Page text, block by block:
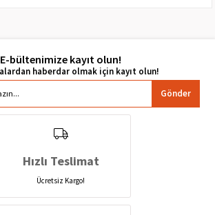
E-bültenimize kayıt olun!
Gönder
Hızlı Teslimat
Ücretsiz Kargo!